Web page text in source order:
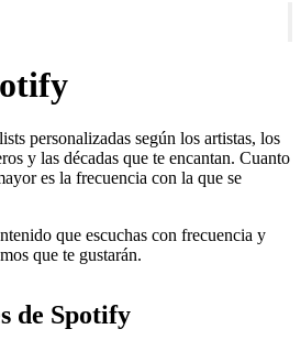
personalizadas según los artistas, los
y las décadas que te encantan. Cuanto
es la frecuencia con la que se
que escuchas con frecuencia y
que te gustarán.
de Spotify